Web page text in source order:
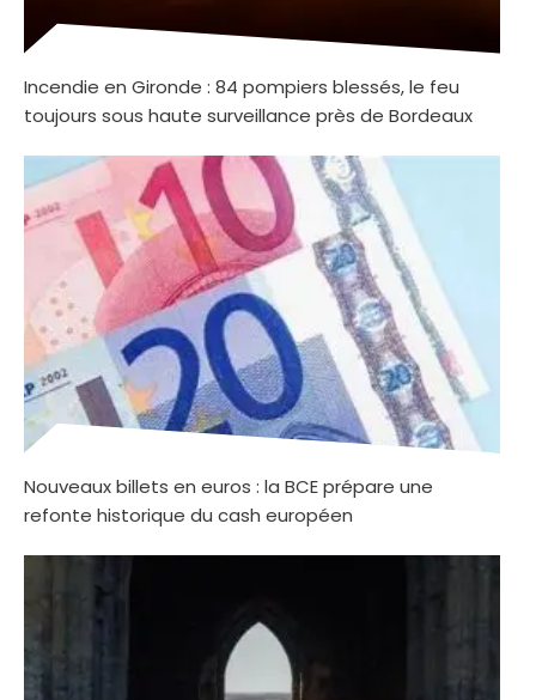
Incendie en Gironde : 84 pompiers blessés, le feu
toujours sous haute surveillance près de Bordeaux
Nouveaux billets en euros : la BCE prépare une
refonte historique du cash européen